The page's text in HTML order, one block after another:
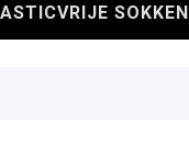
SOKKEN